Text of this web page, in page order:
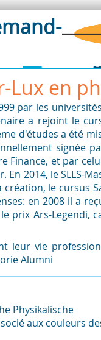
Lux en
par les
a rejoint le
d'études a été
signée
Finance, et par
2014, le SLLS-
le cursus
en 2008 il a
prix Ars-Legendi,
leur vie
Alumni
Physikalische
aux couleurs